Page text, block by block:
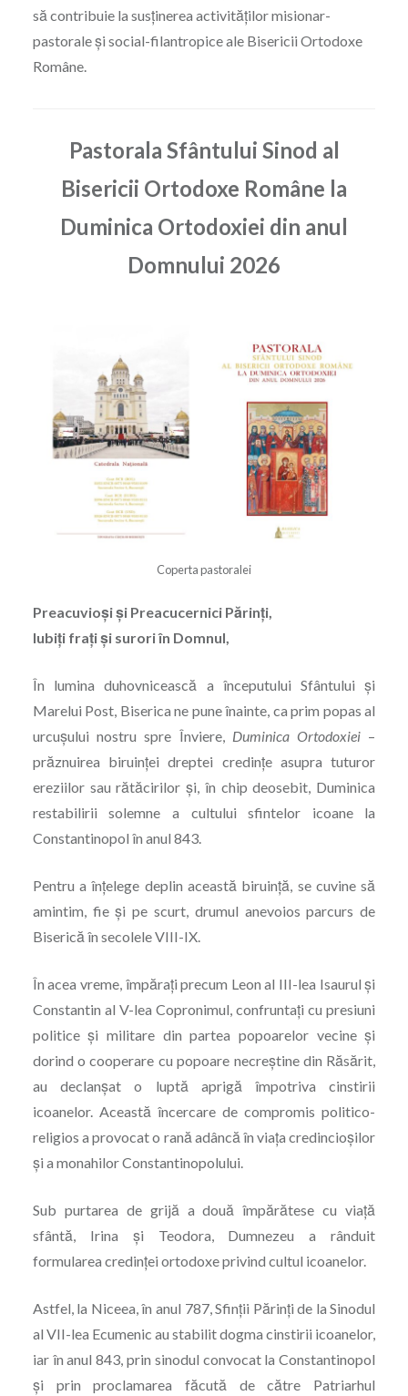
să contribuie la susținerea activităților misionar-
pastorale și social-filantropice ale Bisericii Ortodoxe
Române.
Pastorala Sfântului Sinod al
Bisericii Ortodoxe Române la
Duminica Ortodoxiei din anul
Domnului 2026
Coperta pastoralei
Preacuvioși și Preacucernici Părinți,
Iubiți frați și surori în Domnul,
În lumina duhovnicească a începutului Sfântului și
Marelui Post, Biserica ne pune înainte, ca prim popas al
urcușului nostru spre Înviere, ­ Duminica Ortodoxiei –
prăznuirea biruinței dreptei credințe asupra tuturor
ereziilor sau rătăcirilor și, în chip deosebit, Duminica
restabilirii solemne a cultului ­sfintelor icoane la
Constantinopol în anul 843.
Pentru a înțelege deplin această biruință, se cuvine să
amintim, fie și pe scurt, drumul anevoios parcurs de
Biserică în secolele ­VIII-IX.
În acea vreme, împărați precum Leon al III-lea Isaurul și
Constantin al V-lea Copronimul, confruntați cu presiuni
politice și militare din partea popoarelor vecine și
dorind o cooperare cu popoare necreștine din Răsărit,
au declanșat o luptă aprigă împotriva cinstirii
icoanelor. Această încercare de compromis politico-
religios a provocat o rană adâncă în viața credincioșilor
și a monahilor ­Constantinopolului.
Sub purtarea de grijă a două împărătese cu viață
sfântă, Irina și Teodora, Dumnezeu a rânduit
formularea credinței ortodoxe privind cultul icoanelor.
Astfel, la Niceea, în anul 787, Sfinții Părinți de la Sinodul
al VII-lea Ecumenic au stabilit dogma cinstirii icoanelor,
iar în anul 843, prin sinodul convocat la Constantinopol
și prin proclamarea făcută de către Patriarhul